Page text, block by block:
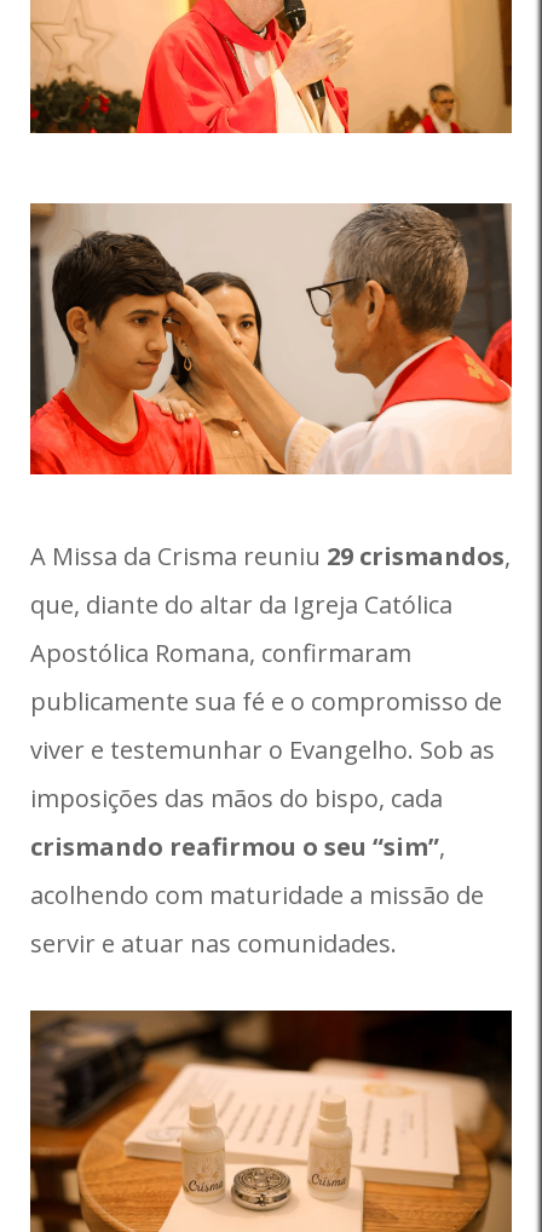
A Missa da Crisma reuniu 29 crismandos,
que, diante do altar da Igreja Católica
Apostólica Romana, confirmaram
publicamente sua fé e o compromisso de
viver e testemunhar o Evangelho. Sob as
imposições das mãos do bispo, cada
crismando reafirmou o seu “sim”,
acolhendo com maturidade a missão de
servir e atuar nas comunidades.